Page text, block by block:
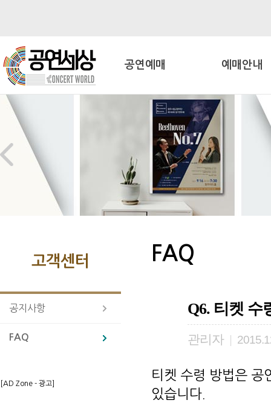
공연예매 예매안내
고객센터
공지사항
FAQ
[AD Zone - 광고]
FAQ
Q6. 티켓 수
관리자
티켓 수령 방법은 공
있습니다.